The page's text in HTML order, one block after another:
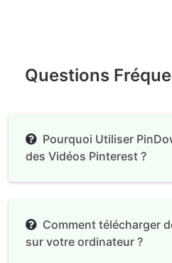
Questions
Pourquoi Utiliser
des Vidéos Pinterest ?
Comment télécharger
sur votre ordinateur ?